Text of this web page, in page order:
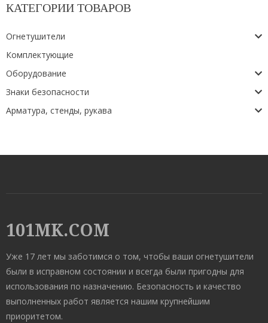
КАТЕГОРИИ ТОВАРОВ
Огнетушители
Комплектующие
Оборудование
Знаки безопасности
Арматура, стенды, рукава
101MK.COM
Уже 17 лет мы заботимся о том, чтобы ваши огнетушители
были в исправном состоянии и всегда были пригодны для
использования по назначению. Безопасность и качество
выполненных работ является нашим крупнейшим
приоритетом.